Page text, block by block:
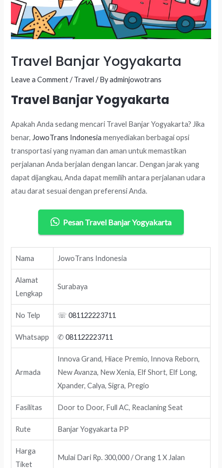
Travel Banjar Yogyakarta
Leave a Comment /Travel / Byadminjowotrans
Travel Banjar Yogyakarta
Apakah Anda sedang mencari Travel Banjar Yogyakarta? Jika
benar, JowoTrans Indonesia menyediakan berbagai opsi
transportasi yang nyaman dan aman untuk memastikan
perjalanan Anda berjalan dengan lancar. Dengan jarak yang
dapat dijangkau, Anda dapat memilih antara perjalanan udara
atau darat sesuai dengan preferensi Anda.
Pesan Travel Banjar Yogyakarta
Nama JowoTrans Indonesia
Alamat
Lengkap
Surabaya
No Telp ☏081122223711
Whatsapp ✆081122223711
Armada
Innova Grand, Hiace Premio, Innova Reborn,
New Avanza, New Xenia, Elf Short, Elf Long,
Xpander, Calya, Sigra, Pregio
Fasilitas Door to Door, Full AC, Reaclaning Seat
Rute Banjar Yogyakarta PP
Harga
Tiket
Mulai Dari Rp. 300,000 / Orang 1 X Jalan